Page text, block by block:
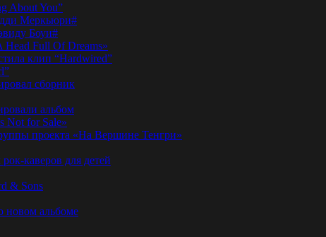
About You”
Меркьюри#
Боуи#
Full Of Dreams»
клип “Hardwired”
сборник
альбом
Not for Sale»
проекта «На Вершине Тенгри»
каверов для детей
& Sons
новом альбоме